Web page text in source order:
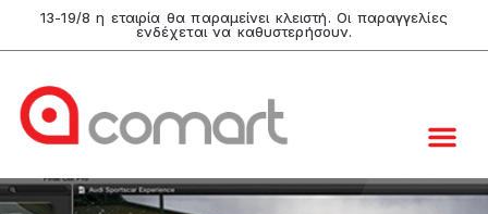
13-19/8 η εταιρία θα παραμείνει κλειστή. Οι παραγγελίες
ενδέχεται να καθυστερήσουν.